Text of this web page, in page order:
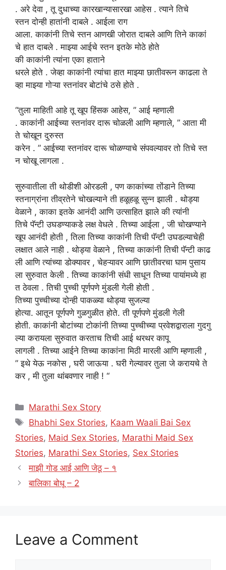
. अरे देवा , तू दुधाच्या कारखान्यासारखा आहेस . त्याने तिचे
स्तन दोन्ही हातांनी दाबले . आईला राग
आला. काकांनी तिचे स्तन आणखी जोरात दाबले आणि तिने काकां
चे हात दाबले . माझ्या आईचे स्तन इतके मोठे होते
की काकांनी त्यांना एका हाताने
धरले होते . जेव्हा काकांनी त्यांचा हात माझ्या छातीवरून काढला ते
व्हा माझ्या गोऱ्या स्तनांवर बोटांचे ठसे होते .
“तुलामाहिती आहे तूखूपहिंसक आहेस, ” आई म्हणाली
. काकांनी आईच्या स्तनांवर दारू चोळली आणि म्हणाले, ” आता मी
ते चोखून दुरुस्त
करेन . ” आईच्या स्तनांवर दारू चोळण्याचे संपवल्यावर तो तिचे स्त
न चोखू लागला .
सुरुवातीलाती थोडीशी ओरडली ,पण काकांच्या तोंडाने तिच्या
स्तनाग्रांना तीव्रतेने चोखल्याने ती हळूहळू सुन्न झाली . थोड्या
वेळाने , काका इतके आनंदी आणि उत्साहित झाले की त्यांनी
तिचे पॅन्टी उघडण्याकडे लक्ष वेधले . तिच्या आईला , जी चोखण्याने
खूप आनंदी होती , तिला तिच्या काकांनी तिची पॅन्टी उघडल्याचेही
लक्षात आले नाही . थोड्या वेळाने , तिच्या काकांनी तिची पॅन्टी काढ
ली आणि त्यांच्या डोक्यावर , चेहऱ्यावर आणि छातीवरचा घाम पुसाय
ला सुरुवात केली . तिच्या काकांनी संधी साधून तिच्या पायांमध्ये हा
त ठेवला . तिची पुच्ची पूर्णपणे मुंडली गेली होती .
तिच्या पुच्चीच्या दोन्ही पाकळ्या थोड्या सुजल्या
होत्या. आतून पूर्णपणे गुळगुळीत होते. ती पूर्णपणे मुंडली गेली
होती. काकांनी बोटांच्या टोकांनी तिच्या पुच्चीच्या प्रवेशद्वाराला गुदगु
ल्या करायला सुरुवात करताच तिची आई थरथर कापू
लागली . तिच्या आईने तिच्या काकांना मिठी मारली आणि म्हणाली ,
” इथे येऊ नकोस , घरी जाऊया . घरी गेल्यावर तुला जे करायचे ते
कर , मी तुला थांबवणार नाही ! “
Categories
Marathi Sex Story
Tags
Bhabhi Sex Stories, Kaam Waali Bai Sex
Stories, Maid Sex Stories, Marathi Maid Sex
Stories, Marathi Sex Stories, Sex Stories
माझी गोड आई आणि जेठू – १
बालिका बोधू – 2
Leave a Comment